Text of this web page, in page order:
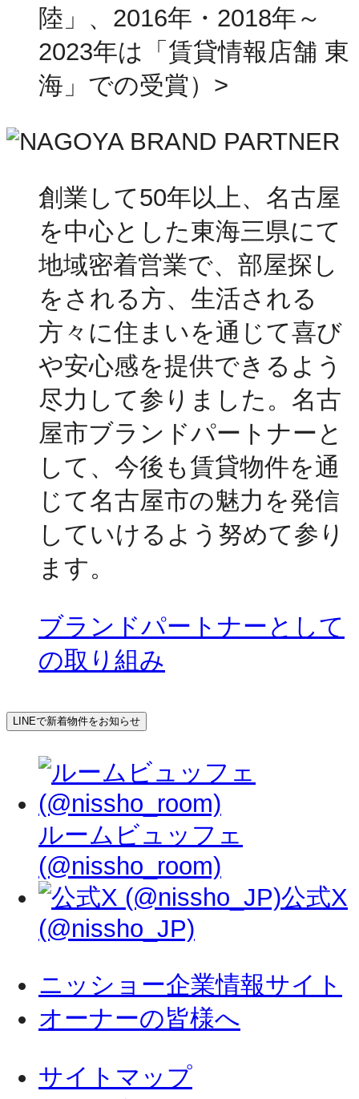
陸」、2016年・2018年～
2023年は「賃貸情報店舗 東
海」での受賞）>
創業して50年以上、名古屋
を中心とした東海三県にて
地域密着営業で、部屋探し
をされる方、生活される
方々に住まいを通じて喜び
や安心感を提供できるよう
尽力して参りました。名古
屋市ブランドパートナーと
して、今後も賃貸物件を通
じて名古屋市の魅力を発信
していけるよう努めて参り
ます。
ブランドパートナーとして
の取り組み
LINEで新着物件をお知らせ
ルームビュッフェ
(@nissho_room)
公式X
(@nissho_JP)
ニッショー企業情報サイト
オーナーの皆様へ
サイトマップ